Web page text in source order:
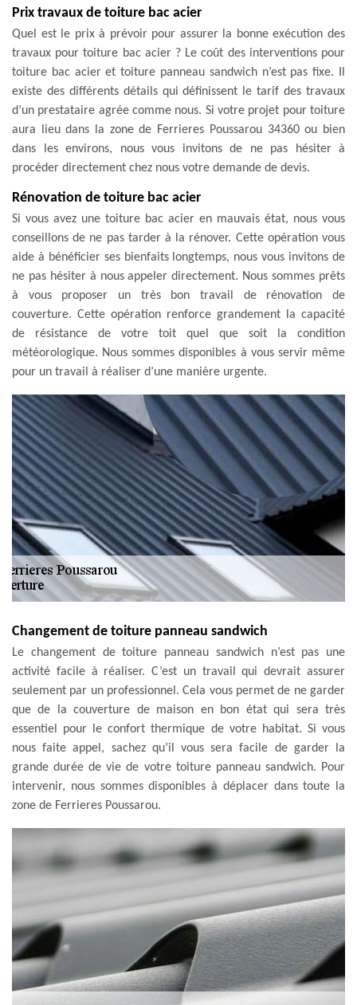
Prix travaux de toiture bac acier
Quel est le prix à prévoir pour assurer la bonne exécution des
travaux pour toiture bac acier ? Le coût des interventions pour
toiture bac acier et toiture panneau sandwich n’est pas fixe. Il
existe des différents détails qui définissent le tarif des travaux
d’un prestataire agrée comme nous. Si votre projet pour toiture
aura lieu dans la zone de Ferrieres Poussarou 34360 ou bien
dans les environs, nous vous invitons de ne pas hésiter à
procéder directement chez nous votre demande de devis.
Rénovation de toiture bac acier
Si vous avez une toiture bac acier en mauvais état, nous vous
conseillons de ne pas tarder à la rénover. Cette opération vous
aide à bénéficier ses bienfaits longtemps, nous vous invitons de
ne pas hésiter à nous appeler directement. Nous sommes prêts
à vous proposer un très bon travail de rénovation de
couverture. Cette opération renforce grandement la capacité
de résistance de votre toit quel que soit la condition
météorologique. Nous sommes disponibles à vous servir même
pour un travail à réaliser d’une manière urgente.
Changement de toiture panneau sandwich
Le changement de toiture panneau sandwich n’est pas une
activité facile à réaliser. C’est un travail qui devrait assurer
seulement par un professionnel. Cela vous permet de ne garder
que de la couverture de maison en bon état qui sera très
essentiel pour le confort thermique de votre habitat. Si vous
nous faite appel, sachez qu’il vous sera facile de garder la
grande durée de vie de votre toiture panneau sandwich. Pour
intervenir, nous sommes disponibles à déplacer dans toute la
zone de Ferrieres Poussarou.